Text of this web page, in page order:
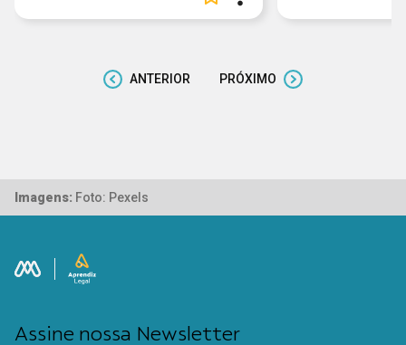
ANTERIOR PRÓXIMO
Imagens: Foto: Pexels
Assine nossa Newsletter